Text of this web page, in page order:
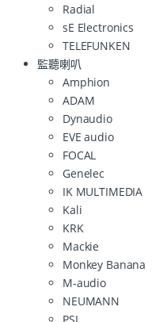
Radial
sE Electronics
TELEFUNKEN
監聽喇叭
Amphion
ADAM
Dynaudio
EVE audio
FOCAL
Genelec
IK MULTIMEDIA
Kali
KRK
Mackie
Monkey Banana
M-audio
NEUMANN